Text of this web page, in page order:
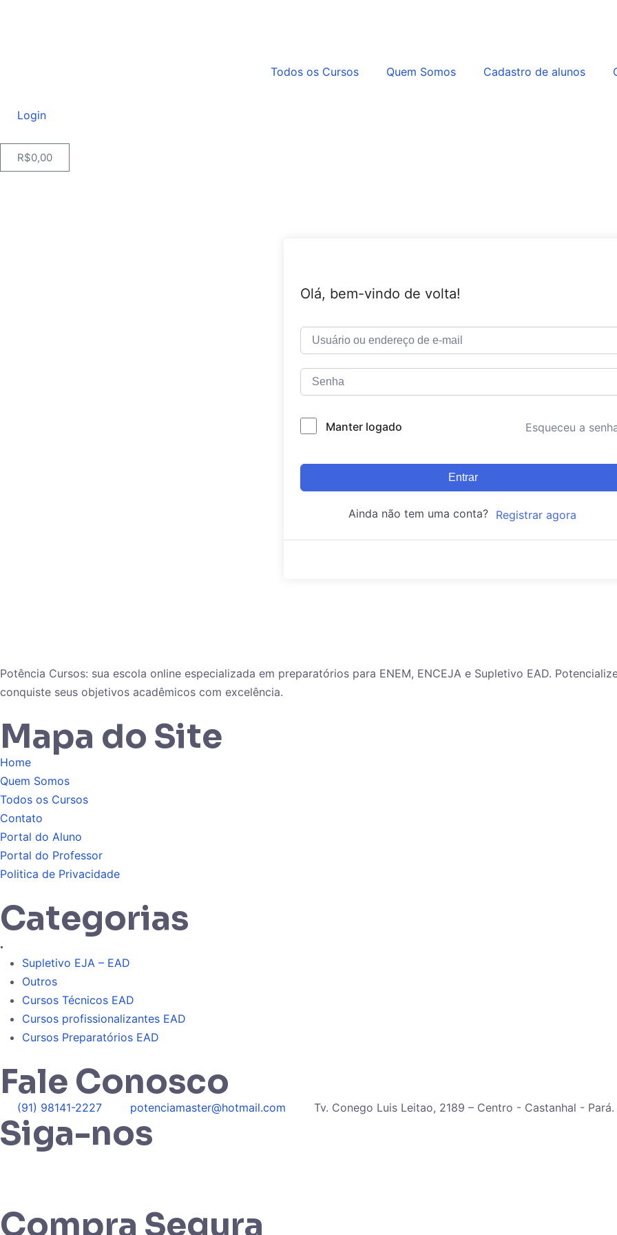
Todos os Cursos Quem Somos Cadastro de alunos
Login
R$0,00
Olá, bem-vindo de volta!
Manter logado Esqueceu a
Entrar
Ainda não tem uma conta? Registrar agora
Potência Cursos: sua escola online especializada em preparatórios para ENEM, ENCEJA e Supletivo EAD.
conquiste seus objetivos acadêmicos com excelência.
Mapa do Site
Home
Quem Somos
Todos os Cursos
Contato
Portal do Aluno
Portal do Professor
Politica de Privacidade
Categorias
.
Supletivo EJA – EAD
Outros
Cursos Técnicos EAD
Cursos profissionalizantes EAD
Cursos Preparatórios EAD
Fale Conosco
(91) 98141-2227 potenciamaster@hotmail.com Tv. Conego Luis Leitao, 2189 – Centro - Castanhal - Pará.
Siga-nos
Compra Segura